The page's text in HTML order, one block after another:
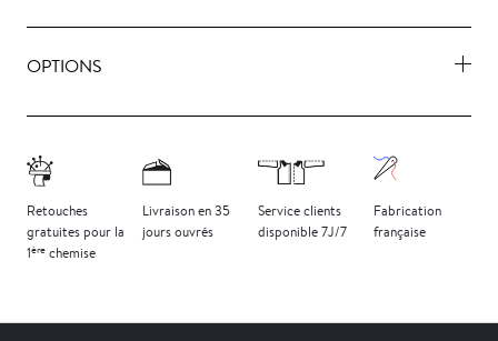
OPTIONS
Retouches
gratuites pour la
1ère chemise
Livraison en 35
jours ouvrés
Service clients
disponible 7J/7
Fabrication
française